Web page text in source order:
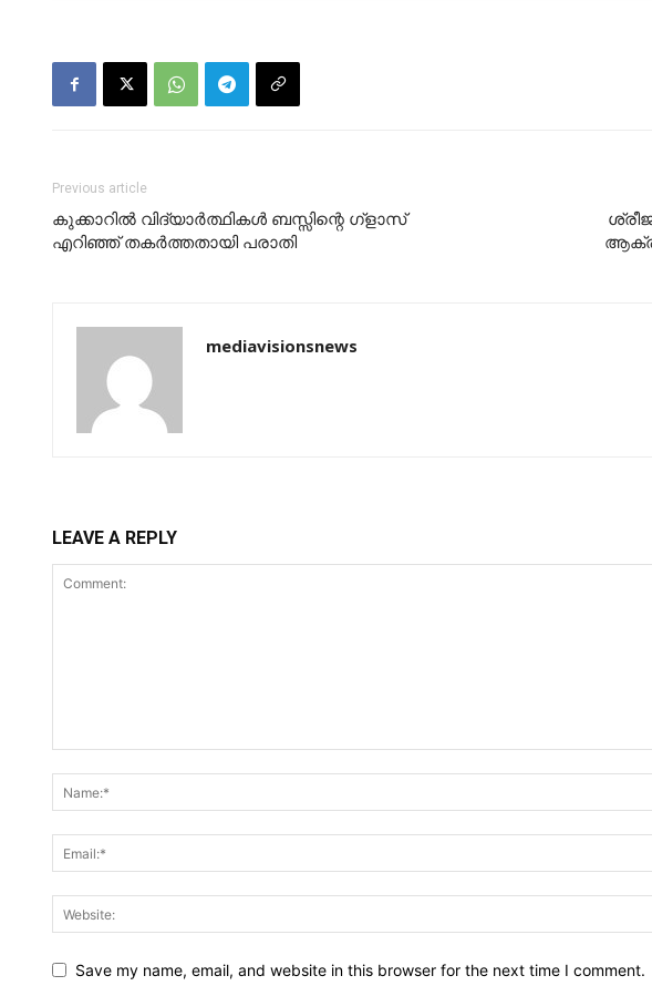
Previous article
കുക്കാറിൽ വിദ്യാർത്ഥികൾ ബസ്സിന്റെ ഗ്ളാസ്
എറിഞ്ഞ് തകർത്തതായി പരാതി
mediavisionsnews
LEAVE A REPLY
Save my name, email, and website in this browser for the next time I comment.